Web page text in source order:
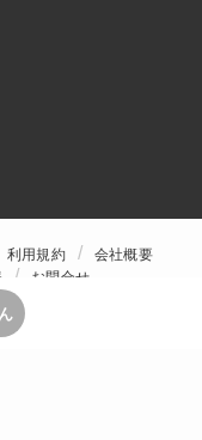
利用規約
会社概要
お問合せ